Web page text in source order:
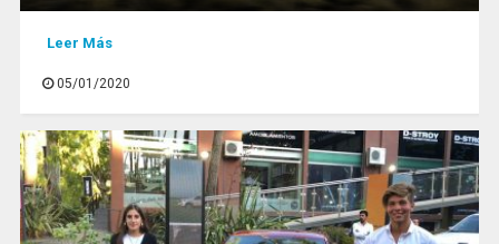
Leer Más
05/01/2020